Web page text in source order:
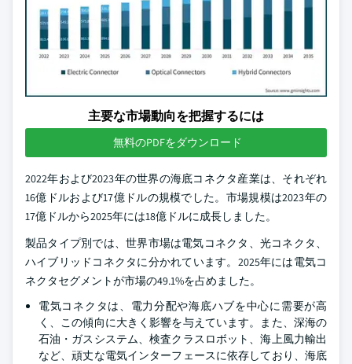
主要な市場動向を把握するには
無料のPDFをダウンロード
2022年および2023年の世界の海底コネクタ産業は、それぞれ
16億ドルおよび17億ドルの規模でした。市場規模は2023年の
17億ドルから2025年には18億ドルに成長しました。
製品タイプ別では、世界市場は電気コネクタ、光コネクタ、
ハイブリッドコネクタに分かれています。2025年には電気コ
ネクタセグメントが市場の49.1%を占めました。
電気コネクタは、電力分配や海底ハブを中心に需要が高
く、この傾向に大きく影響を与えています。また、深海の
石油・ガスシステム、検査クラスロボット、海上風力輸出
など、頑丈な電気インターフェースに依存しており、海底